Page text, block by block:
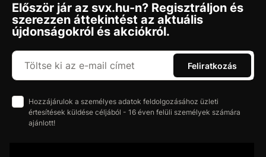
Először jár az svx.hu-n? Regisztráljon és
szerezzen áttekintést az aktuális
újdonságokról és akciókról.
Feliratkozás
Hozzájárulok a személyes adatok feldolgozásához üzleti
értesítések küldése céljából - 16 éven felüli személyek számára
ajánlott!